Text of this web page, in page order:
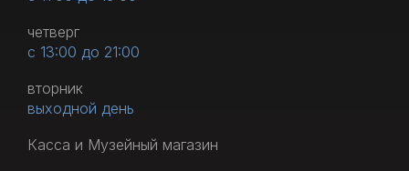
четверг
с 13:00 до 21:00
вторник
выходной день
Касса и Музейный магазин